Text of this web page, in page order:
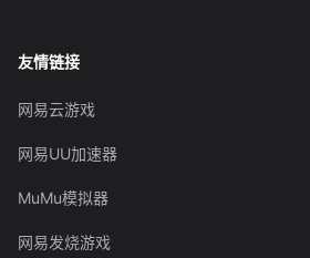
友情链接
网易云游戏
网易UU加速器
MuMu模拟器
网易发烧游戏